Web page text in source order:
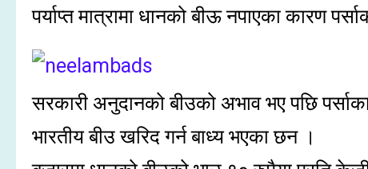
पर्याप्त मात्रामा धानको बीऊ नपाएका कारण
सरकारी अनुदानको बीउको अभाव भए पछि
भारतीय बीउ खरिद गर्न बाध्य भएका छन ।